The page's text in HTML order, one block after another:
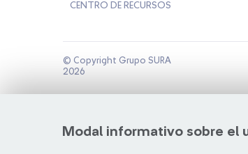
Modal informativo sobre el
CENTRO DE RECURSOS
© Copyright Grupo SURA
2026